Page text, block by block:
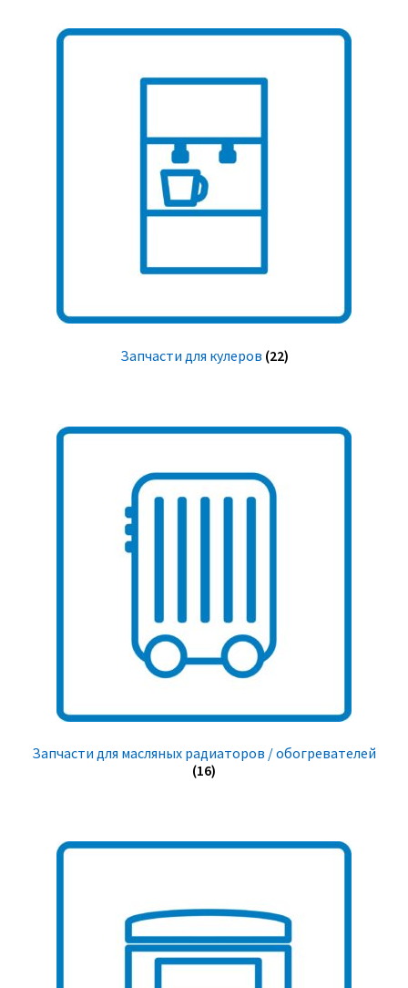
Запчасти для кулеров (22)
Запчасти для масляных радиаторов / обогревателей
(16)